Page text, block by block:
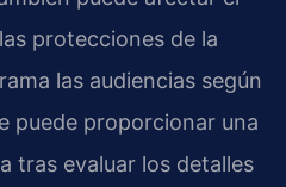
protecciones de la
las audiencias según
puede proporcionar una
tras evaluar los detalles